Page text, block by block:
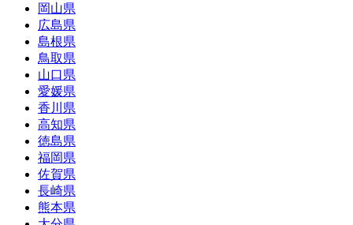
岡山県
広島県
島根県
鳥取県
山口県
愛媛県
香川県
高知県
徳島県
福岡県
佐賀県
長崎県
熊本県